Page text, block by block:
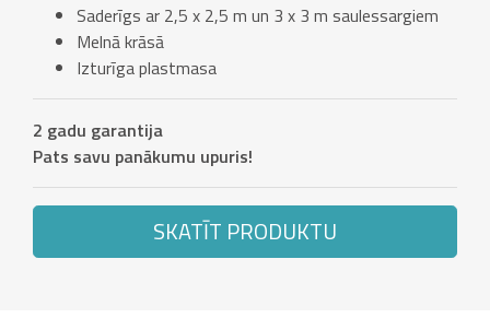
Saderīgs ar 2,5 x 2,5 m un 3 x 3 m saulessargiem
Melnā krāsā
Izturīga plastmasa
2 gadu garantija
Pats savu panākumu upuris!
SKATĪT PRODUKTU